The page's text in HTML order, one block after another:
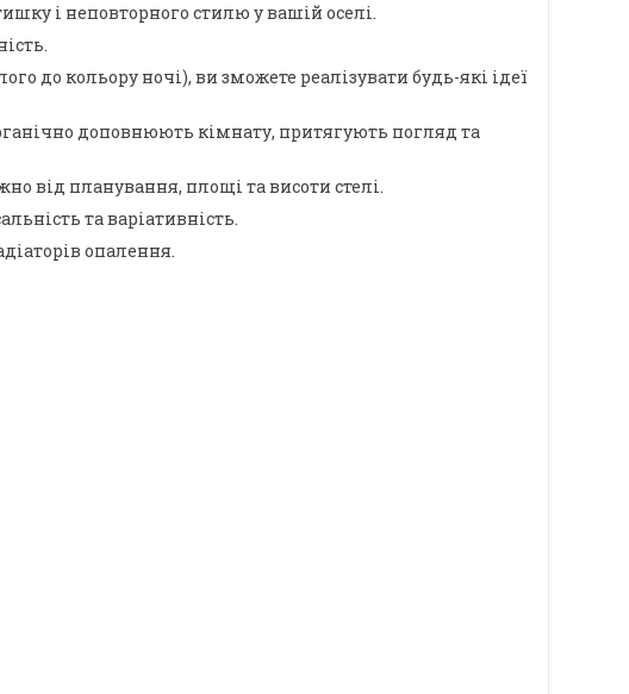
і неповторного стилю у вашій оселі.
до кольору ночі), ви зможете реалізувати будь-які ідеї
доповнюють кімнату, притягують погляд та
від планування, площі та висоти стелі.
та варіативність.
опалення.